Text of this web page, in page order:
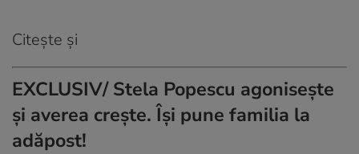
Citește și
EXCLUSIV/ Stela Popescu agonisește
și averea crește. Își pune familia la
adăpost!